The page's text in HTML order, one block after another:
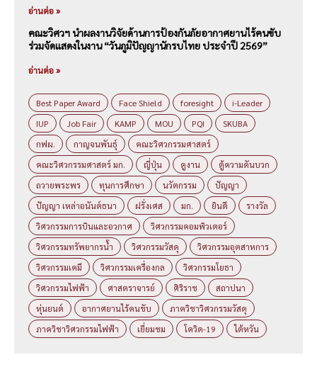
อ่านต่อ »
คณะวิศวฯ นำผลงานวิจัยด้านการป้องกันภัยอากาศยานไร้คนขับ
ร่วมจัดแสดงในงาน “วันภูมิปัญญานักรบไทย ประจำปี 2569”
อ่านต่อ »
Best Paper Award Face Shield foresight
i-Leader
IUP
Job Fair KAMP MOU PQI
SKUBA
กฟผ.
กาญจนพันธุ์
คณะวิศวกรรมศาสตร์
คณะวิศวกรรมศาสตร์ มก.
ญี่ปุ่น ดูงาน
ตู้ความดันบวก
ถวายพระพร
ทุนการศึกษา นวัตกรรม
ปัญญา
ปัญญา เหล่าอนันต์ธนา
ฝรั่งเศส มก. ยินดี
รางวัล
วิศวกรรมการบินและอวกาศ
วิศวกรรมคอมพิวเตอร์
วิศวกรรมทรัพยากรน้ำ
วิศวกรรมวัสดุ
วิศวกรรมอุตสาหการ
วิศวกรรมเคมี
วิศวกรรมเครื่องกล
วิศวกรรมโยธา
วิศวกรรมไฟฟ้า
ศาสตราจารย์ ศิริราช
สถาปนา
หุ่นยนต์
อากาศยานไร้คนขับ
ภาควิชาวิศวกรรมวัสดุ
ภาควิชาวิศวกรรมไฟฟ้า
เยี่ยมชม โควิด-19 ไต้หวัน